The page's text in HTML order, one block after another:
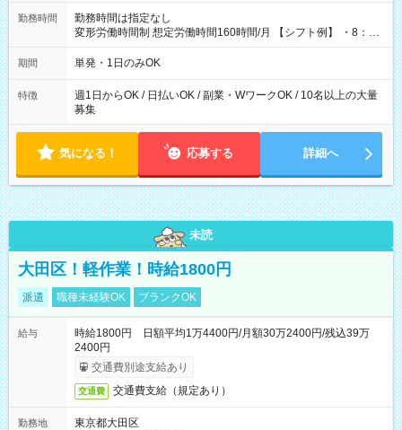
勤務時間
勤務時間は指定なし
変形労働時間制 想定労働時間160時間/月 【シフト例】 ・8：00
～21：00
期間 単発・1日のみOK
特徴
週1日からOK / 日払いOK / 副業・WワークOK / 10名以上の大量
募集
気になる！ 応募する 詳細へ
未読
大田区！軽作業！時給1800円
派遣 職種未経験OK ブランクOK
給与
時給1800円 日額平均1万4400円/月額30万2400円/残込39万
2400円
交通費別途支給あり
交通費 交通費支給（規定あり）
勤務地
東京都大田区